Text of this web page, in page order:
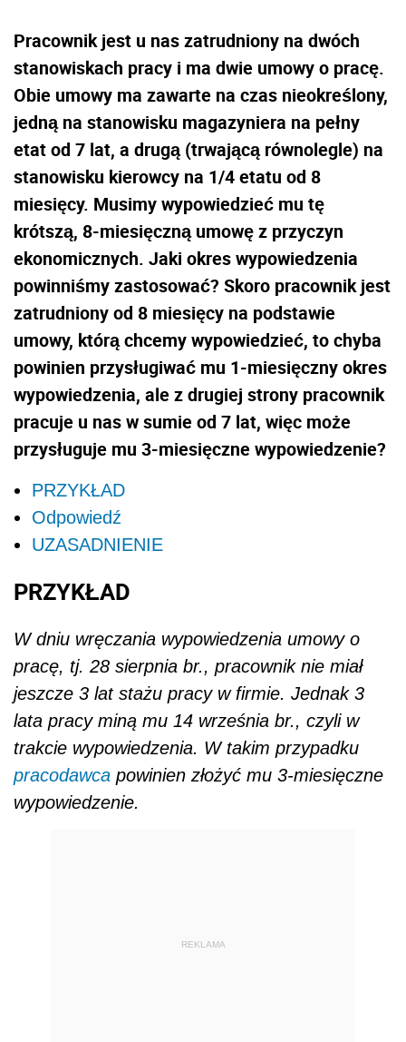
Pracownik jest u nas zatrudniony na dwóch
stanowiskach pracy i ma dwie umowy o pracę.
Obie umowy ma zawarte na czas nieokreślony,
jedną na stanowisku magazyniera na pełny
etat od 7 lat, a drugą (trwającą równolegle) na
stanowisku kierowcy na 1/4 etatu od 8
miesięcy. Musimy wypowiedzieć mu tę
krótszą, 8-miesięczną umowę z przyczyn
ekonomicznych. Jaki okres wypowiedzenia
powinniśmy zastosować? Skoro pracownik jest
zatrudniony od 8 miesięcy na podstawie
umowy, którą chcemy wypowiedzieć, to chyba
powinien przysługiwać mu 1-miesięczny okres
wypowiedzenia, ale z drugiej strony pracownik
pracuje u nas w sumie od 7 lat, więc może
przysługuje mu 3-miesięczne wypowiedzenie?
PRZYKŁAD
Odpowiedź
UZASADNIENIE
PRZYKŁAD
W dniu wręczania wypowiedzenia umowy o
pracę, tj. 28 sierpnia br., pracownik nie miał
jeszcze 3 lat stażu pracy w firmie. Jednak 3
lata pracy miną mu 14 września br., czyli w
trakcie wypowiedzenia. W takim przypadku
pracodawca powinien złożyć mu 3-miesięczne
wypowiedzenie.
REKLAMA